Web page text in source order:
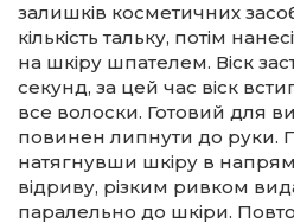
залишків косметичних
кількість тальку, потім
на шкіру шпателем. Віск
секунд, за цей час віск
все волоски. Готовий для
повинен липнути до руки.
натягнувши шкіру в
відриву, різким ривком
паралельно до шкіри.